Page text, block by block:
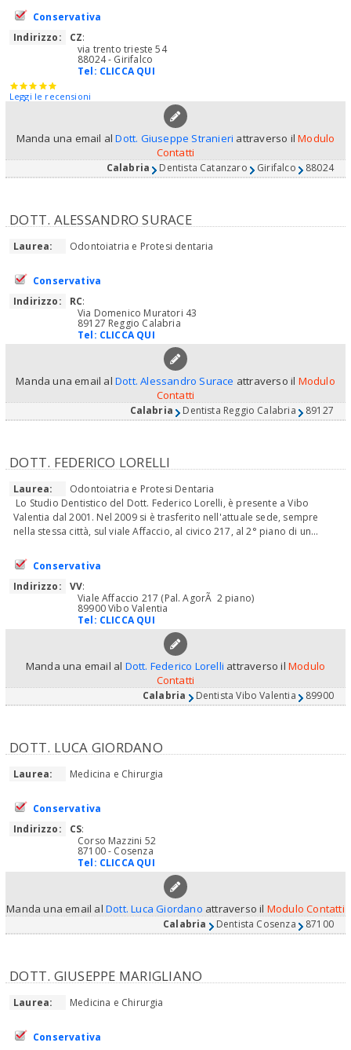
Conservativa
Indirizzo:
CZ:
via trento trieste 54
88024 - Girifalco
Tel: CLICCA QUI
Leggi le recensioni
Manda una email alDott. Giuseppe Stranieri attraverso ilModulo
Contatti
Calabria Dentista Catanzaro Girifalco 88024
DOTT. ALESSANDRO SURACE
Laurea: Odontoiatria e Protesi dentaria
Conservativa
Indirizzo:
RC:
Via Domenico Muratori 43
89127 Reggio Calabria
Tel: CLICCA QUI
Manda una email al Dott. Alessandro Surace attraverso il Modulo
Contatti
Calabria Dentista Reggio Calabria 89127
DOTT. FEDERICO LORELLI
Laurea:
Odontoiatria e Protesi Dentaria
Lo Studio Dentistico del Dott. Federico Lorelli, è presente a Vibo
Valentia dal 2001. Nel 2009 si è trasferito nell'attuale sede, sempre
nella stessa città, sul viale Affaccio, al civico 217, al 2° piano di un...
Conservativa
Indirizzo:
VV:
Viale Affaccio 217 (Pal. AgorÃ 2 piano)
89900 Vibo Valentia
Tel: CLICCA QUI
Manda una email al Dott. Federico Lorelli attraverso il Modulo
Contatti
Calabria Dentista Vibo Valentia 89900
DOTT. LUCA GIORDANO
Laurea: Medicina e Chirurgia
Conservativa
Indirizzo:
CS:
Corso Mazzini 52
87100 - Cosenza
Tel: CLICCA QUI
Manda una email alDott. Luca Giordano attraverso il Modulo Contatti
Calabria Dentista Cosenza 87100
DOTT. GIUSEPPE MARIGLIANO
Laurea: Medicina e Chirurgia
Conservativa